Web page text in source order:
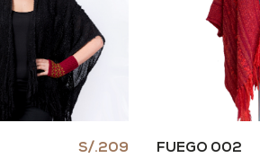
S/.209 FUEGO 002